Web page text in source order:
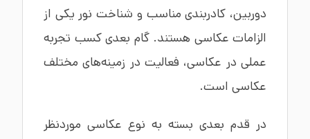
دوربین، کادربندی مناسب و شناخت نور یکی از
الزامات عکاسی هستند. گام بعدی کسب تجربه
عملی در عکاسی، فعالیت در زمینه‌های مختلف
عکاسی است.
در قدم بعدی بسته به نوع عکاسی موردنظر